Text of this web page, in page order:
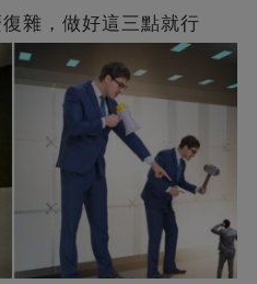
雜，做好這三點就行